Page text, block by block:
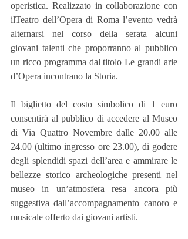
operistica. Realizzato in collaborazione con
ilTeatro dell’Opera di Roma l’evento vedrà
alternarsi nel corso della serata alcuni
giovani talenti che proporranno al pubblico
un ricco programma dal titolo Le grandi arie
d’Opera incontrano la Storia.
Il biglietto del costo simbolico di 1 euro
consentirà al pubblico di accedere al Museo
di Via Quattro Novembre dalle 20.00 alle
24.00 (ultimo ingresso ore 23.00), di godere
degli splendidi spazi dell’area e ammirare le
bellezze storico archeologiche presenti nel
museo in un’atmosfera resa ancora più
suggestiva dall’accompagnamento canoro e
musicale offerto dai giovani artisti.